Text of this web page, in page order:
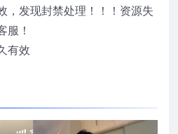
，发现封禁处理！！！资源失
服！
有效